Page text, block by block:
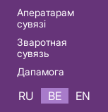
Аператарам
сувязі
Зваротная
сувязь
Дапамога
RU BE EN